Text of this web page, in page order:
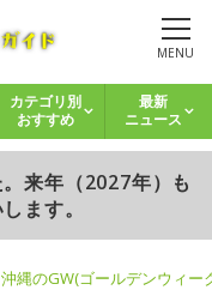
MENU
カテゴリ別
おすすめ
最新
ニュース
来年（2027年）も
ます。
縄のGW(ゴールデンウィ